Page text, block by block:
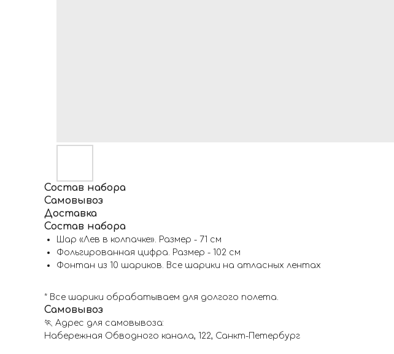
Состав набора
Самовывоз
Доставка
Состав набора
Шар «Лев в колпачке». Размер - 71 см
Фольгированная цифра. Размер - 102 см
Фонтан из 10 шариков. Все шарики на атласных лентах
* Все шарики обрабатываем для долгого полета.
Самовывоз
🏃 Адрес для самовывоза:
Набережная Обводного канала, 122, Санкт-Петербург